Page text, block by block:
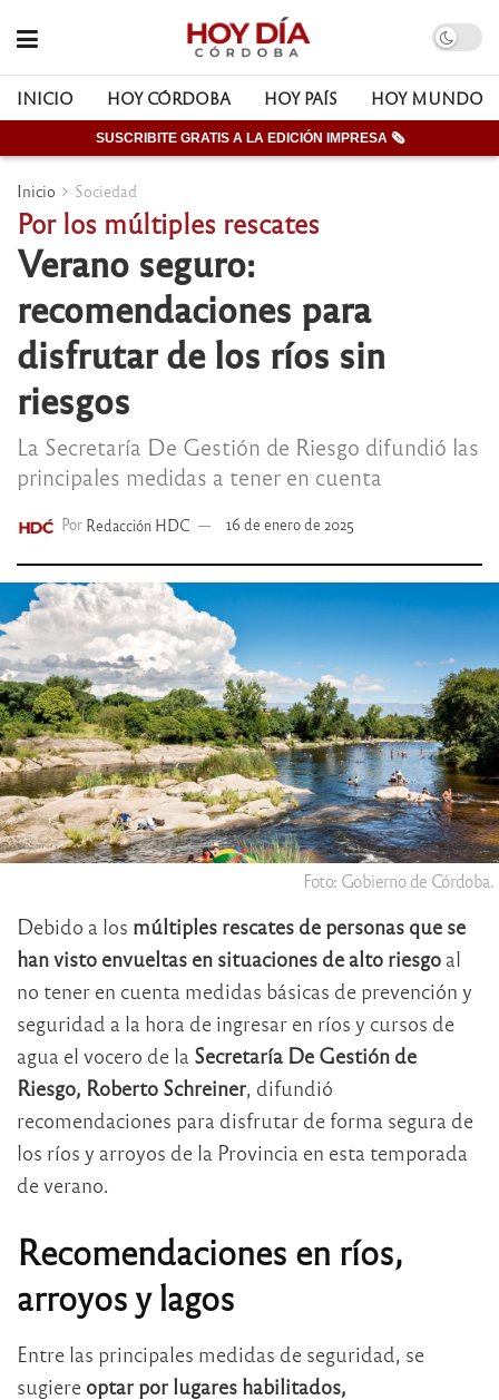
INICIO HOY CÓRDOBA HOY PAÍS HOY MUNDO
SUSCRIBITE GRATIS A LA EDICIÓN IMPRESA 🗞
Inicio Sociedad
Por los múltiples rescates
Verano seguro:
recomendaciones para
disfrutar de los ríos sin
riesgos
La Secretaría De Gestión de Riesgo difundió las
principales medidas a tener en cuenta
Por Redacción HDC 16 de enero de 2025
Foto: Gobierno de Córdoba.
Debido a los múltiples rescates de personas que se
han visto envueltas en situaciones de alto riesgo al
no tener en cuenta medidas básicas de prevención y
seguridad a la hora de ingresar en ríos y cursos de
agua el vocero de la Secretaría De Gestión de
Riesgo, Roberto Schreiner, difundió
recomendaciones para disfrutar de forma segura de
los ríos y arroyos de la Provincia en esta temporada
de verano.
Recomendaciones en ríos,
arroyos y lagos
Entre las principales medidas de seguridad, se
sugiere optar por lugares habilitados,